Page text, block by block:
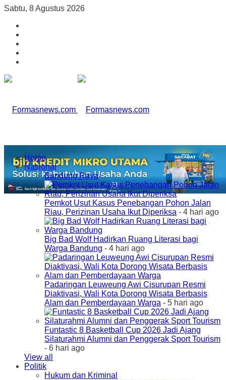
Sabtu, 8 Agustus 2026
Home
Nasional
Bandung Raya
Pemkot Usut Kasus Penebangan Pohon Jalan
Riau, Perizinan Usaha Ikut Diperiksa - 4 hari ago
Big Bad Wolf Hadirkan Ruang Literasi bagi
Warga Bandung - 4 hari ago
Padaringan Leuweung Awi Cisurupan Resmi
Diaktivasi, Wali Kota Dorong Wisata Berbasis
Alam dan Pemberdayaan Warga - 5 hari ago
Funtastic 8 Basketball Cup 2026 Jadi Ajang
Silaturahmi Alumni dan Penggerak Sport Tourism
- 6 hari ago
View all
Politik
Hukum dan Kriminal